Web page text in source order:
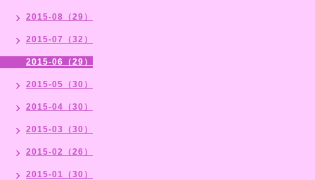
2015-08（29）
2015-07（32）
2015-06（29）
2015-05（30）
2015-04（30）
2015-03（30）
2015-02（26）
2015-01（30）